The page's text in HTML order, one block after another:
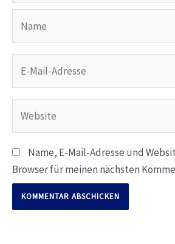
Mail-
Adresse
Name, E-Mail-Adresse und
Browser für meinen nächsten